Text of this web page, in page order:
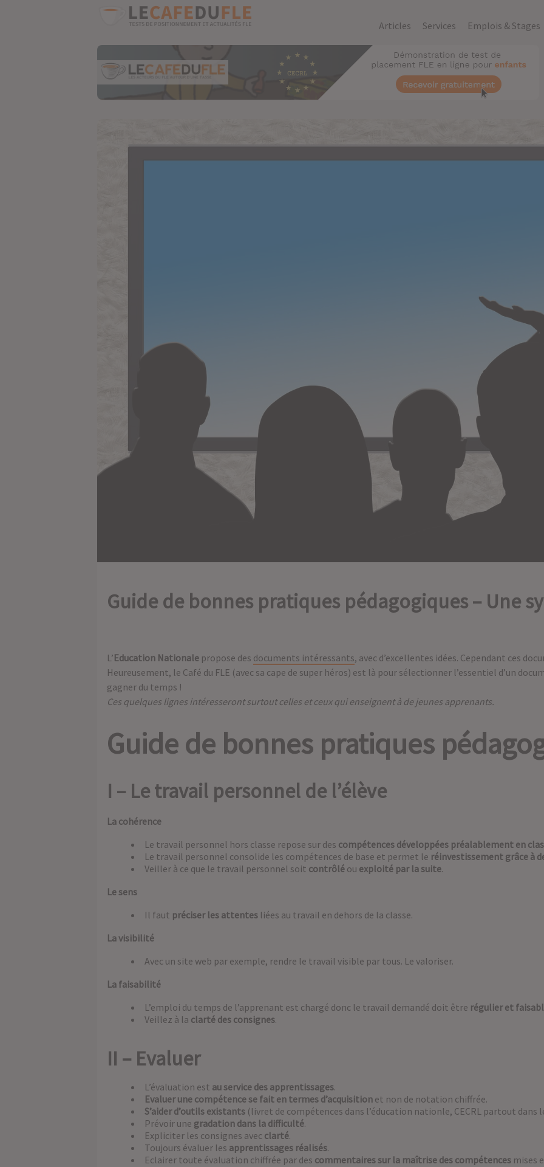
Articles Services Emplois & Stages
Guide de bonnes pratiques pédagogiques – Une
L’Education Nationale propose des documents intéressants, avec d’excellentes idées. Cependant ces
Heureusement, le Café du FLE (avec sa cape de super héros) est là pour sélectionner l’essentiel d’un
gagner du temps !
Ces quelques lignes intéresseront surtout celles et ceux qui enseignent à de jeunes apprenants.
Guide de bonnes pratiques
I – Le travail personnel de l’élève
La cohérence
Le travail personnel hors classe repose sur des compétences développées préalablement en
Le travail personnel consolide les compétences de base et permet le réinvestissement grâce à
Veiller à ce que le travail personnel soit contrôlé ou exploité par la suite.
Le sens
Il faut préciser les attentes liées au travail en dehors de la classe.
La visibilité
Avec un site web par exemple, rendre le travail visible par tous. Le valoriser.
La faisabilité
L’emploi du temps de l’apprenant est chargé donc le travail demandé doit être régulier et
Veillez à la clarté des consignes.
II – Evaluer
L’évaluation est au service des apprentissages.
Evaluer une compétence se fait en termes d’acquisition et non de notation chiffrée.
S’aider d’outils existants (livret de compétences dans l’éducation nationle, CECRL partout dans
Prévoir une gradation dans la difficulté.
Expliciter les consignes avec clarté.
Toujours évaluer les apprentissages réalisés.
Eclairer toute évaluation chiffrée par des commentaires sur la maîtrise des compétences mises